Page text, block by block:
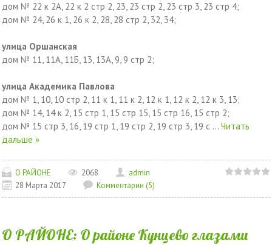
дом № 22 к 2А, 22 к 2 стр 2, 23, 23 стр 2, 23 стр 3, 23 стр 4;
дом № 24, 26 к 1, 26 к 2, 28, 28 стр 2, 32, 34;
улица Оршанская
дом № 11, 11А, 11Б, 13, 13А, 9, 9 стр 2;
улица Академика Павлова
дом № 1, 10, 10 стр 2, 11 к 1, 11 к 2, 12 к 1, 12 к 2, 12 к 3, 13;
дом № 14, 14 к 2, 15 стр 1, 15 стр 15, 15 стр 16, 15 стр 2;
дом № 15 стр 3, 16, 19 стр 1, 19 стр 2, 19 стр 3, 19 с ... Читать
дальше »
О РАЙОНЕ 2068
admin
28 Марта 2017
Комментарии (5)
О РАЙОНЕ: О районе Кунцево глазами